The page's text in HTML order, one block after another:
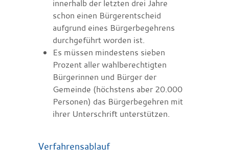
innerhalb der letzten drei Jahre
schon einen Bürgerentscheid
aufgrund eines Bürgerbegehrens
durchgeführt worden ist.
Es müssen mindestens sieben
Prozent aller wahlberechtigten
Bürgerinnen und Bürger der
Gemeinde (höchstens aber 20.000
Personen) das Bürgerbegehren mit
ihrer Unterschrift unterstützen.
Verfahrensablauf